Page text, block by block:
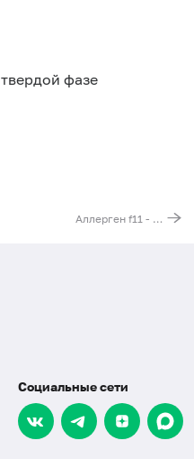
фазе
Аллерген f11 - гречиха, гречневая мука, IgE (ImmunoCAP)
Социальные сети